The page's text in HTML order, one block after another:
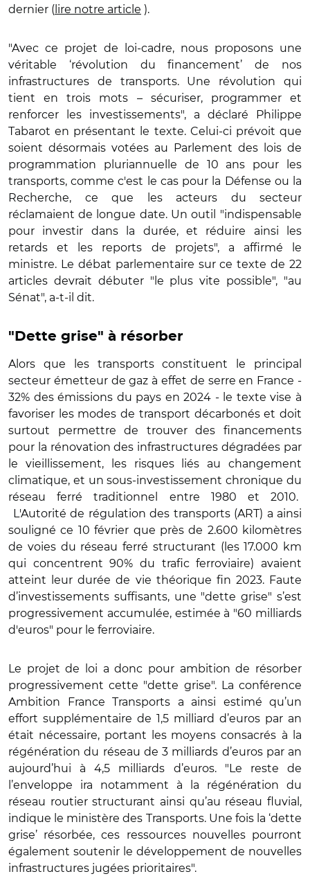
dernier ( lire notre article ).
"Avec ce projet de loi-cadre, nous proposons une
véritable ‘révolution du financement’ de nos
infrastructures de transports. Une révolution qui
tient en trois mots – sécuriser, programmer et
renforcer les investissements", a déclaré Philippe
Tabarot en présentant le texte. Celui-ci prévoit que
soient désormais votées au Parlement des lois de
programmation pluriannuelle de 10 ans pour les
transports, comme c'est le cas pour la Défense ou la
Recherche, ce que les acteurs du secteur
réclamaient de longue date. Un outil
"indispensable
pour investir dans la durée, et réduire ainsi les
retards et les reports de projets", a affirmé le
ministre. Le débat parlementaire sur ce texte de 22
articles devrait débuter "le plus vite possible", "au
Sénat", a-t-il dit.
"Dette grise" à résorber
Alors que les transports constituent le principal
secteur émetteur de gaz à effet de serre en France -
32% des émissions du pays en 2024 - le texte vise à
favoriser les modes de transport décarbonés et doit
surtout permettre de trouver des financements
pour la rénovation des infrastructures dégradées par
le vieillissement, les risques liés au changement
climatique, et un sous-investissement chronique du
réseau ferré traditionnel entre 1980 et 2010.
L'Autorité de régulation des transports (ART) a ainsi
souligné ce 10 février que près de 2.600 kilomètres
de voies du réseau ferré structurant (les 17.000 km
qui concentrent 90% du trafic ferroviaire) avaient
atteint leur durée de vie théorique fin 2023. Faute
d’investissements suffisants, une "dette grise" s’est
progressivement accumulée, estimée à "60 milliards
d'euros" pour le ferroviaire.
Le projet de loi a donc pour ambition de résorber
progressivement cette "dette grise". La conférence
Ambition France Transports a ainsi estimé qu’un
effort supplémentaire de 1,5 milliard d’euros par an
était nécessaire, portant les moyens consacrés à la
régénération du réseau de 3 milliards d’euros par an
aujourd’hui à 4,5 milliards d’euros. "Le reste de
l’enveloppe ira notamment à la régénération du
réseau routier structurant ainsi qu’au réseau fluvial,
indique le ministère des Transports. Une fois la ‘dette
grise’ résorbée, ces ressources nouvelles pourront
également soutenir le développement de nouvelles
infrastructures jugées prioritaires".